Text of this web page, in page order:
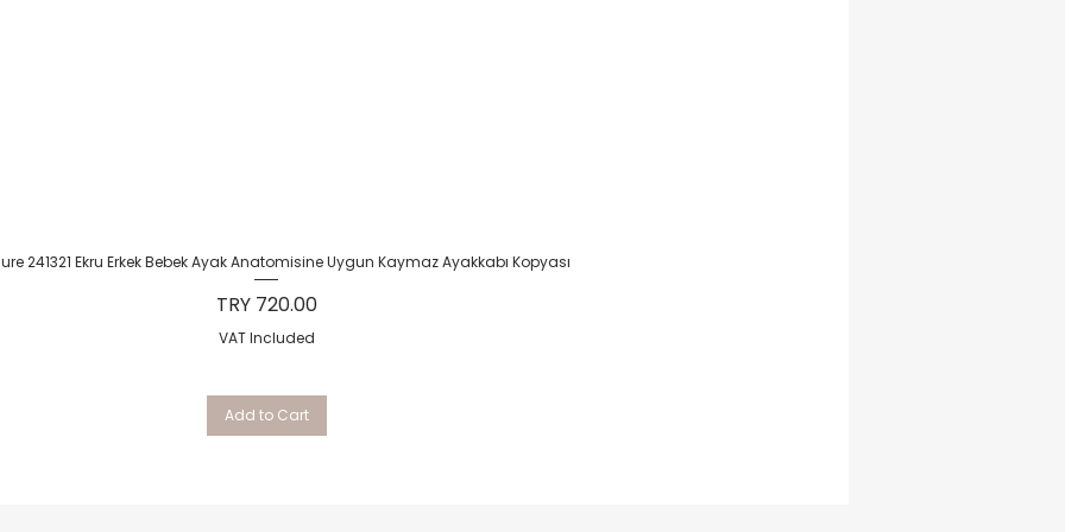
Quick View
241321 Ekru Erkek Bebek Ayak Anatomisine Uygun Kaymaz Ayakkabı Kopyası
Price
TRY 720.00
VAT Included
Add to Cart